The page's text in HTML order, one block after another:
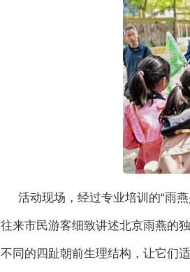
活动现场，经过专业培训的“雨
往来市民游客细致讲述北京雨燕的
不同的四趾朝前生理结构，让它们